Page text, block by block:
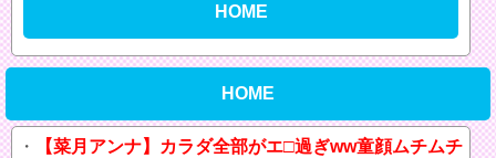
HOME
HOME
【菜月アンナ】カラダ全部がエ□過ぎww童顔ムチムチ